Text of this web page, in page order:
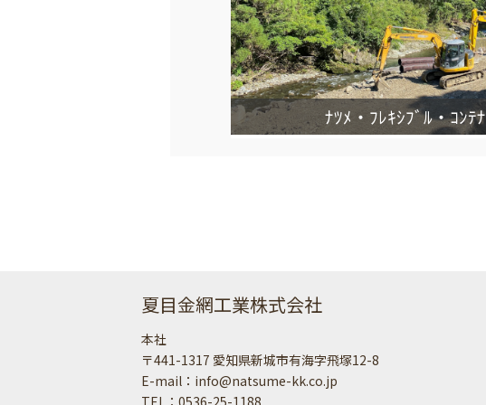
ﾅﾂﾒ・ﾌﾚｷｼﾌﾞﾙ・ｺﾝﾃﾅ
夏目金網工業株式会社
本社
〒441-1317 愛知県新城市有海字飛塚12-8
E-mail：info@natsume-kk.co.jp
TEL：0536-25-1188